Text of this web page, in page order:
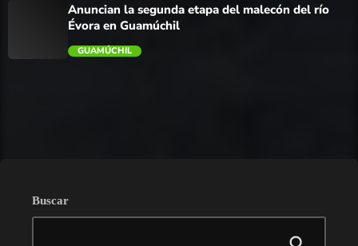
Anuncian la segunda etapa del malecón del río
Évora en Guamúchil
GUAMÚCHIL
Buscar